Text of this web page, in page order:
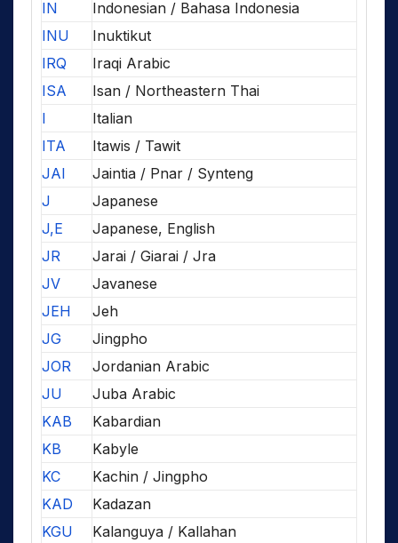
IN
Indonesian / Bahasa Indonesia
INU
Inuktikut
IRQ
Iraqi Arabic
ISA
Isan / Northeastern Thai
I
Italian
ITA
Itawis / Tawit
JAI
Jaintia / Pnar / Synteng
J
Japanese
J,E
Japanese, English
JR
Jarai / Giarai / Jra
JV
Javanese
JEH
Jeh
JG
Jingpho
JOR
Jordanian Arabic
JU
Juba Arabic
KAB
Kabardian
KB
Kabyle
KC
Kachin / Jingpho
KAD
Kadazan
KGU
Kalanguya / Kallahan